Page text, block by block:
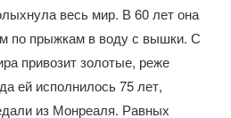
весь мир. В 60 лет она
по прыжкам в воду с вышки. С
привозит золотые, реже
ей исполнилось 75 лет,
из Монреаля. Равных